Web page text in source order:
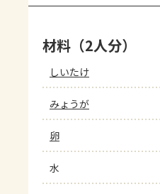
材料（2人分）
しいたけ
みょうが
卵
水